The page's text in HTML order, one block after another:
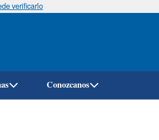
Pasar
verificarlo
Conozcanos